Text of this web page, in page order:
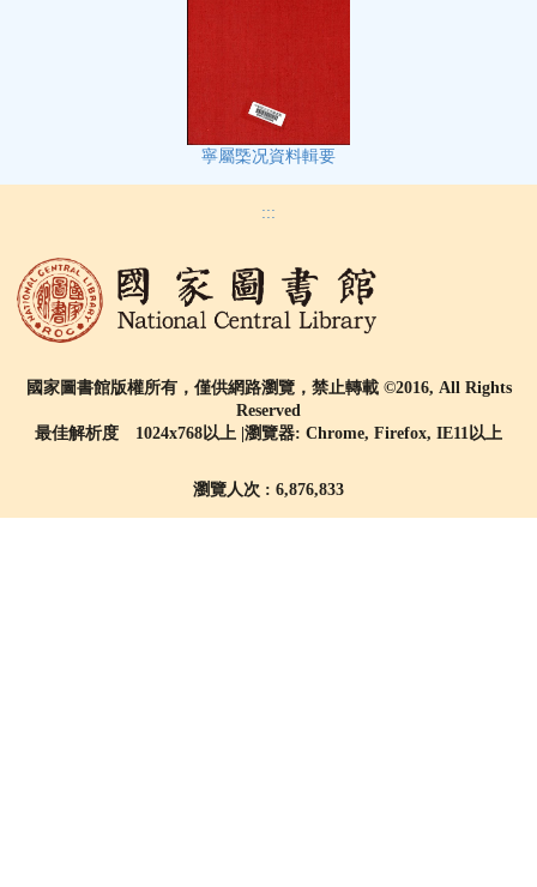
寧屬㮣况資料輯要
:::
國家圖書館版權所有，僅供網路瀏覽，禁止轉載 ©2016, All Rights
Reserved
最佳解析度 1024x768以上 |瀏覽器: Chrome, Firefox, IE11以上
瀏覽人次 : 6,876,833